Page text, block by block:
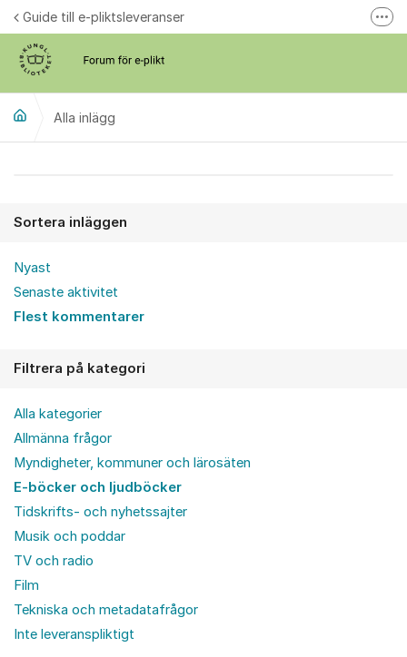
Hoppa till innehåll
Guide till e-pliktsleveranser
Alla inlägg
Sortera inläggen
Nyast
Senaste aktivitet
Flest kommentarer
Filtrera på kategori
Alla kategorier
Allmänna frågor
Myndigheter, kommuner och lärosäten
E-böcker och ljudböcker
Tidskrifts- och nyhetssajter
Musik och poddar
TV och radio
Film
Tekniska och metadatafrågor
Inte leveranspliktigt